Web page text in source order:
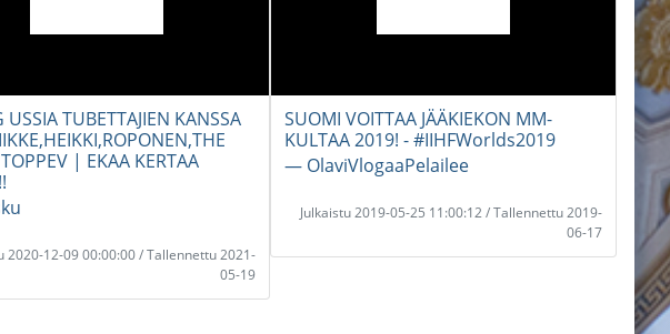
TUBETTAJIEN KANSSA
| EKAA KERTAA
2020-12-09 00:00:00 / Tallennettu 2021-
05-19
SUOMI VOITTAA JÄÄKIEKON MM-
KULTAA 2019! - #IIHFWorlds2019
― OlaviVlogaaPelailee
Julkaistu 2019-05-25 11:00:12 / Tallennettu 2019-
06-17